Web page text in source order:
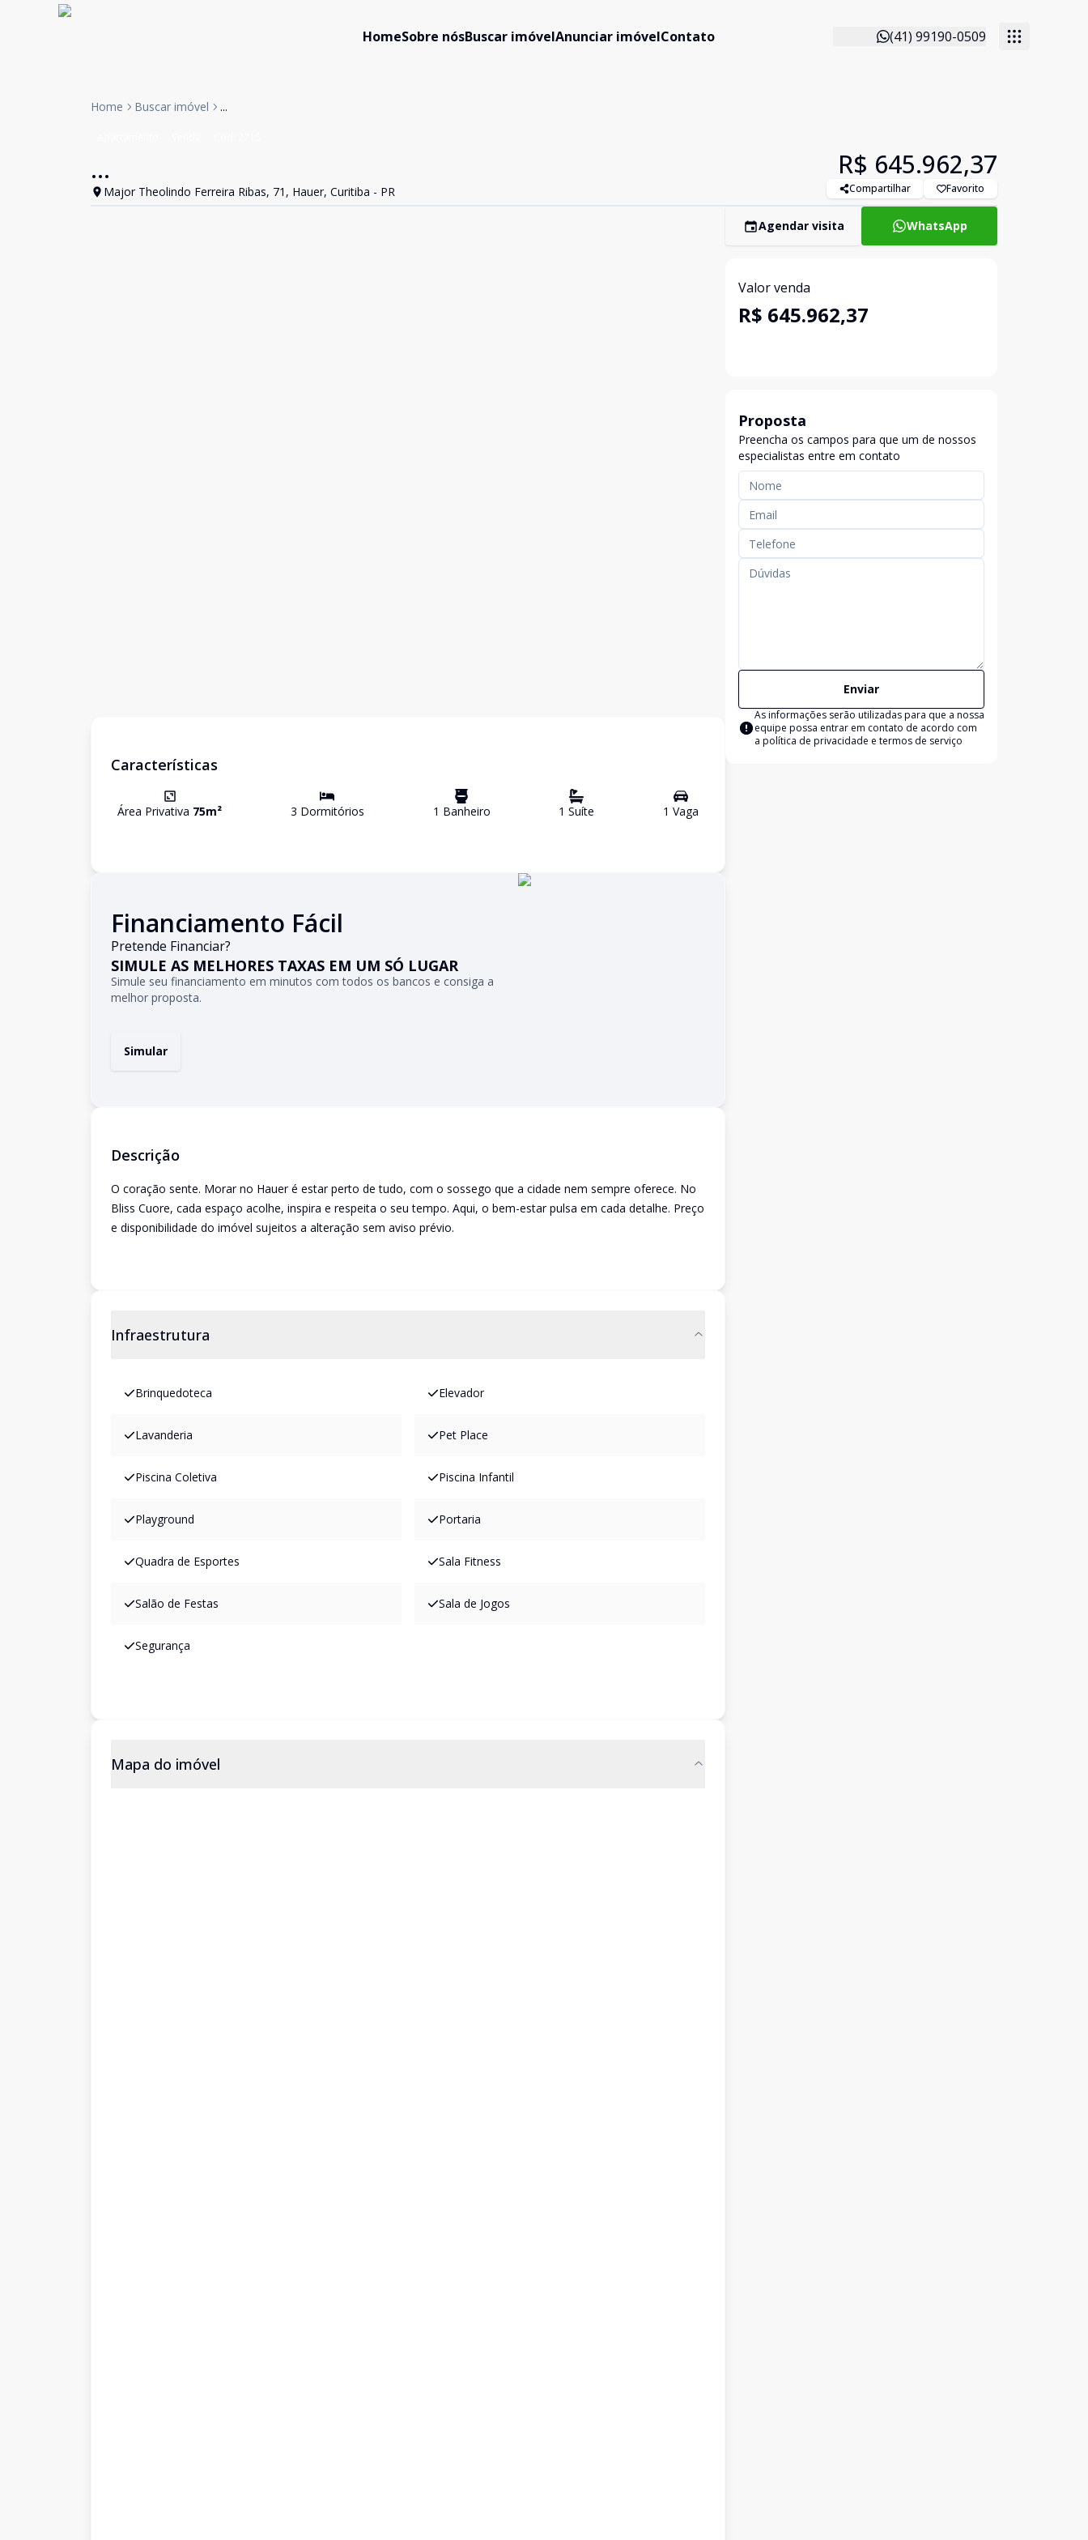
HomeSobre nósBuscar imóvelAnunciar imóvelContato (41) 99190-0509
Home Buscar imóvel ...
...
Major Theolindo Ferreira Ribas, 71, Hauer, Curitiba - PR
R$ 645.962,37
Compartilhar Favorito
Características
Área Privativa 75m² 3 Dormitórios 1 Banheiro 1 Suíte 1 Vaga
Financiamento Fácil
Pretende Financiar?
SIMULE AS MELHORES TAXAS EM UM SÓ LUGAR
Simule seu financiamento em minutos com todos os bancos e consiga a
melhor proposta.
Simular
Descrição
O coração sente. Morar no Hauer é estar perto de tudo, com o sossego que a cidade nem sempre oferece. No
Bliss Cuore, cada espaço acolhe, inspira e respeita o seu tempo. Aqui, o bem-estar pulsa em cada detalhe. Preço
e disponibilidade do imóvel sujeitos a alteração sem aviso prévio.
Infraestrutura
Brinquedoteca Elevador
Lavanderia Pet Place
Piscina Coletiva Piscina Infantil
Playground Portaria
Quadra de Esportes Sala Fitness
Salão de Festas Sala de Jogos
Segurança
Mapa do imóvel
Agendar visita WhatsApp
Valor venda
R$ 645.962,37
Proposta
Preencha os campos para que um de nossos
especialistas entre em contato
Enviar
As informações serão utilizadas para que a nossa
equipe possa entrar em contato de acordo com
a política de privacidade e termos de serviço